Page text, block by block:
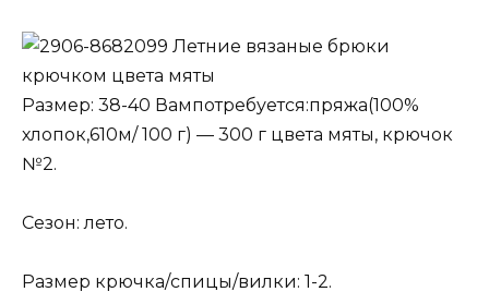
Летние вязаные брюки
крючком цвета мяты
Размер: 38-40 Вампотребуется:пряжа(100%
хлопок,610м/ 100 г) — 300 г цвета мяты, крючок
№2.
Сезон: лето.
Размер крючка/спицы/вилки: 1-2.